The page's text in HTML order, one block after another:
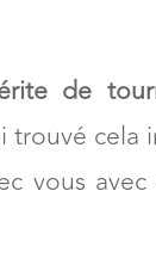
de
trouvé
vous avec